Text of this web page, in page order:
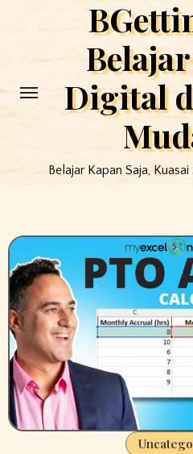
Digital
Belajar Kapan Saja,